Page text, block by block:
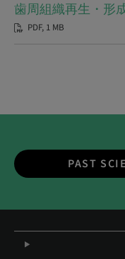
歯周組織再生・形
PDF, 1 MB
PAST